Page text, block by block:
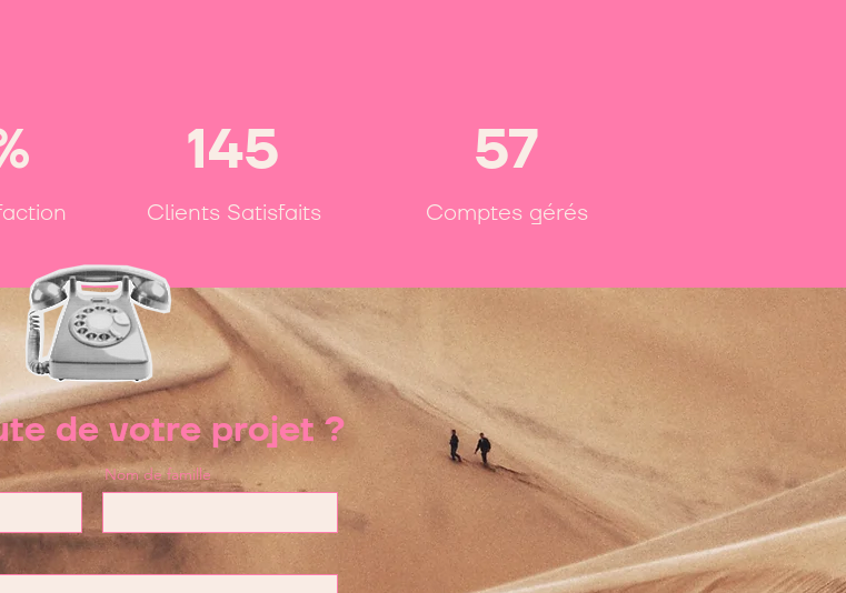
145
Clients Satisfaits
57
Comptes gérés
de votre projet ?
Nom de famille